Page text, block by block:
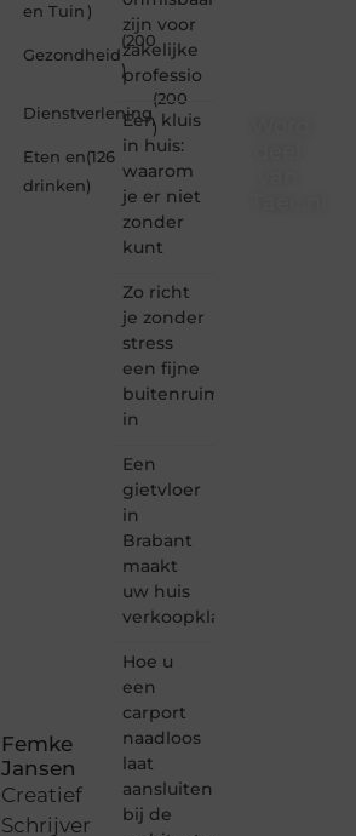
Femke
Jansen
Creatief
Schrijver
en Tuin )
Gezondheid
(200
)
Dienstverlening
(200
)
Eten en
drinken
(126
)
zijn voor
zakelijke
professio
Een kluis
in huis:
waarom
je er niet
zonder
kunt
Zo richt
je zonder
stress
een fijne
buitenruimte
in
Een
gietvloer
in
Brabant
maakt
uw huis
verkoopklaar
Hoe u
een
carport
naadloos
laat
aansluiten
bij de